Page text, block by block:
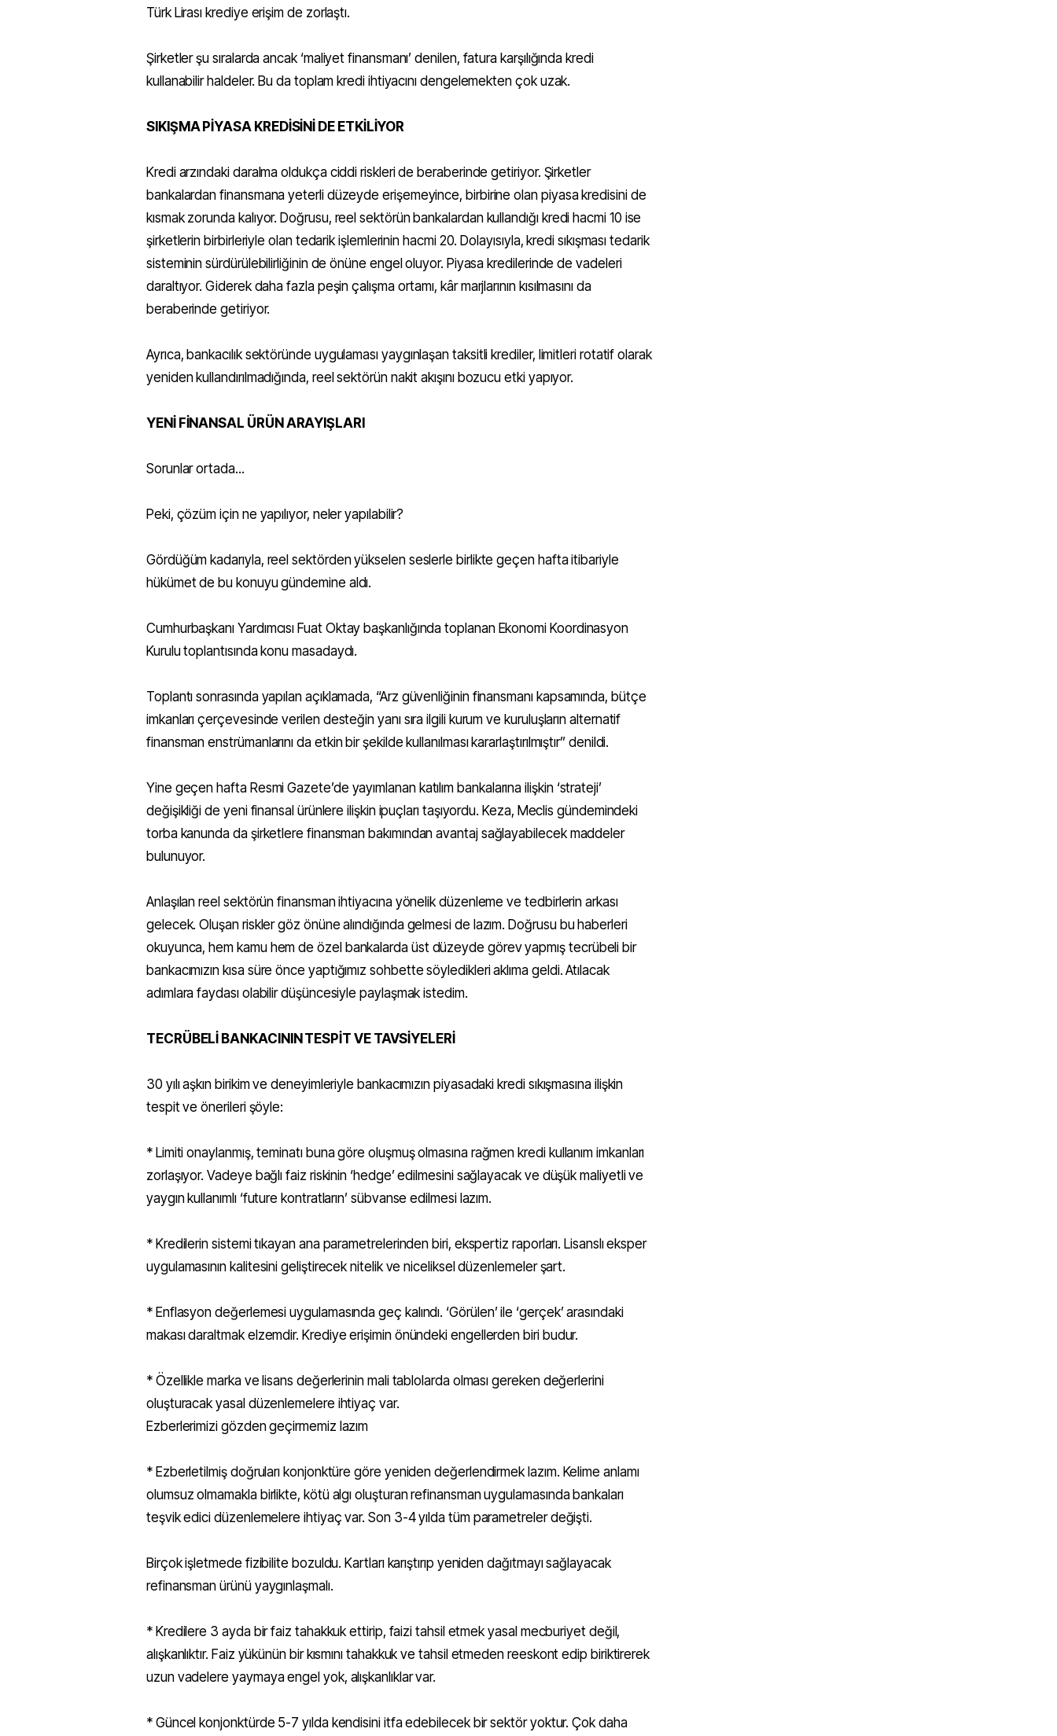
Türk Lirası krediye erişim de zorlaştı.
Şirketler şu sıralarda ancak ‘maliyet finansmanı’ denilen, fatura karşılığında kredi
kullanabilir haldeler. Bu da toplam kredi ihtiyacını dengelemekten çok uzak.
SIKIŞMA PİYASA KREDİSİNİ DE ETKİLİYOR
Kredi arzındaki daralma oldukça ciddi riskleri de beraberinde getiriyor. Şirketler
bankalardan finansmana yeterli düzeyde erişemeyince, birbirine olan piyasa kredisini de
kısmak zorunda kalıyor. Doğrusu, reel sektörün bankalardan kullandığı kredi hacmi 10 ise
şirketlerin birbirleriyle olan tedarik işlemlerinin hacmi 20. Dolayısıyla, kredi sıkışması tedarik
sisteminin sürdürülebilirliğinin de önüne engel oluyor. Piyasa kredilerinde de vadeleri
daraltıyor. Giderek daha fazla peşin çalışma ortamı, kâr marjlarının kısılmasını da
beraberinde getiriyor.
Ayrıca, bankacılık sektöründe uygulaması yaygınlaşan taksitli krediler, limitleri rotatif olarak
yeniden kullandırılmadığında, reel sektörün nakit akışını bozucu etki yapıyor.
YENİ FİNANSAL ÜRÜN ARAYIŞLARI
Sorunlar ortada...
Peki, çözüm için ne yapılıyor, neler yapılabilir?
Gördüğüm kadarıyla, reel sektörden yükselen seslerle birlikte geçen hafta itibariyle
hükümet de bu konuyu gündemine aldı.
Cumhurbaşkanı Yardımcısı Fuat Oktay başkanlığında toplanan Ekonomi Koordinasyon
Kurulu toplantısında konu masadaydı.
Toplantı sonrasında yapılan açıklamada, “Arz güvenliğinin finansmanı kapsamında, bütçe
imkanları çerçevesinde verilen desteğin yanı sıra ilgili kurum ve kuruluşların alternatif
finansman enstrümanlarını da etkin bir şekilde kullanılması kararlaştırılmıştır” denildi.
Yine geçen hafta Resmi Gazete’de yayımlanan katılım bankalarına ilişkin ‘strateji’
değişikliği de yeni finansal ürünlere ilişkin ipuçları taşıyordu. Keza, Meclis gündemindeki
torba kanunda da şirketlere finansman bakımından avantaj sağlayabilecek maddeler
bulunuyor.
Anlaşılan reel sektörün finansman ihtiyacına yönelik düzenleme ve tedbirlerin arkası
gelecek. Oluşan riskler göz önüne alındığında gelmesi de lazım. Doğrusu bu haberleri
okuyunca, hem kamu hem de özel bankalarda üst düzeyde görev yapmış tecrübeli bir
bankacımızın kısa süre önce yaptığımız sohbette söyledikleri aklıma geldi. Atılacak
adımlara faydası olabilir düşüncesiyle paylaşmak istedim.
TECRÜBELİ BANKACININ TESPİT VE TAVSİYELERİ
30 yılı aşkın birikim ve deneyimleriyle bankacımızın piyasadaki kredi sıkışmasına ilişkin
tespit ve önerileri şöyle:
* Limiti onaylanmış, teminatı buna göre oluşmuş olmasına rağmen kredi kullanım imkanları
zorlaşıyor. Vadeye bağlı faiz riskinin ‘hedge’ edilmesini sağlayacak ve düşük maliyetli ve
yaygın kullanımlı ‘future kontratların’ sübvanse edilmesi lazım.
* Kredilerin sistemi tıkayan ana parametrelerinden biri, ekspertiz raporları. Lisanslı eksper
uygulamasının kalitesini geliştirecek nitelik ve niceliksel düzenlemeler şart.
* Enflasyon değerlemesi uygulamasında geç kalındı. ‘Görülen’ ile ‘gerçek’ arasındaki
makası daraltmak elzemdir. Krediye erişimin önündeki engellerden biri budur.
* Özellikle marka ve lisans değerlerinin mali tablolarda olması gereken değerlerini
oluşturacak yasal düzenlemelere ihtiyaç var.
Ezberlerimizi gözden geçirmemiz lazım
* Ezberletilmiş doğruları konjonktüre göre yeniden değerlendirmek lazım. Kelime anlamı
olumsuz olmamakla birlikte, kötü algı oluşturan refinansman uygulamasında bankaları
teşvik edici düzenlemelere ihtiyaç var. Son 3-4 yılda tüm parametreler değişti.
Birçok işletmede fizibilite bozuldu. Kartları karıştırıp yeniden dağıtmayı sağlayacak
refinansman ürünü yaygınlaşmalı.
* Kredilere 3 ayda bir faiz tahakkuk ettirip, faizi tahsil etmek yasal mecburiyet değil,
alışkanlıktır. Faiz yükünün bir kısmını tahakkuk ve tahsil etmeden reeskont edip biriktirerek
uzun vadelere yaymaya engel yok, alışkanlıklar var.
* Güncel konjonktürde 5-7 yılda kendisini itfa edebilecek bir sektör yoktur. Çok daha